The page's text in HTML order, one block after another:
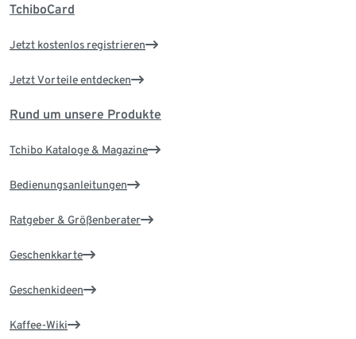
TchiboCard
Jetzt kostenlos registrieren
Jetzt Vorteile entdecken
Rund um unsere Produkte
Tchibo Kataloge & Magazine
Bedienungsanleitungen
Ratgeber & Größenberater
Geschenkkarte
Geschenkideen
Kaffee-Wiki